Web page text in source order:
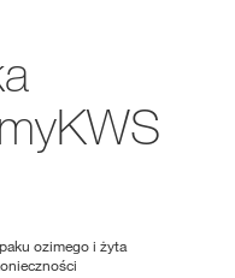
ozimego i żyta